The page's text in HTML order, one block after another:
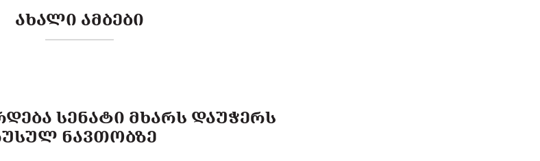
ᲐᲮᲐᲚᲘ ᲐᲛᲑᲔᲑᲘ
ᲡᲔᲜᲐᲢᲘ ᲛᲮᲐᲠᲡ ᲓᲐᲣᲭᲔᲠᲡ
ᲜᲐᲕᲗᲝᲑᲖᲔ